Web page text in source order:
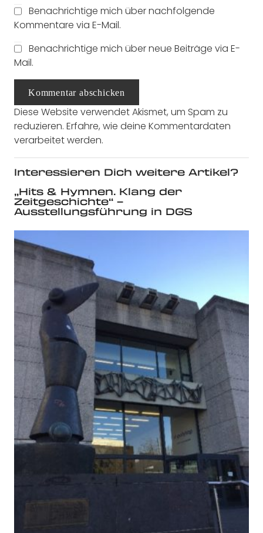
Benachrichtige mich über nachfolgende
Kommentare via E-Mail.
Benachrichtige mich über neue Beiträge via E-
Mail.
Kommentar abschicken
Diese Website verwendet Akismet, um Spam zu
reduzieren. Erfahre, wie deine Kommentardaten
verarbeitet werden.
Interessieren Dich weitere Artikel?
„Hits & Hymnen. Klang der
Zeitgeschichte“ –
Ausstellungsführung in DGS